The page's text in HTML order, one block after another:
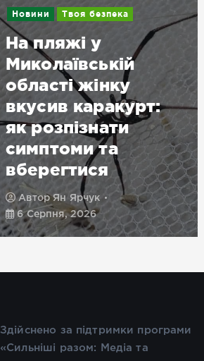
Новини Твоя безпека
На пляжі у
Миколаївській
області жінку
вкусив каракурт:
як розпізнати
симптоми та
вберегтися
АвторЯн Ярчук
6 Серпня, 2026
Здійснено за підтримки програми
«Сильніші разом: Медіа та